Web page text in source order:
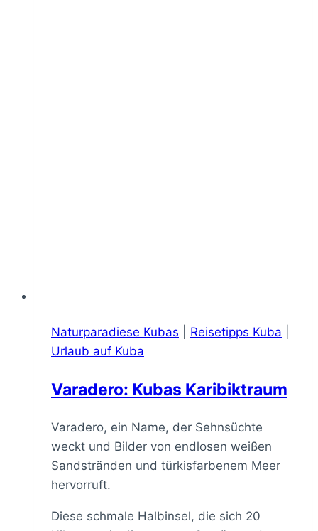
Naturparadiese Kubas Reisetipps Kuba
Urlaub auf Kuba
Varadero: Kubas Karibiktraum
Varadero, ein Name, der Sehnsüchte
weckt und Bilder von endlosen weißen
Sandstränden und türkisfarbenem Meer
hervorruft.
Diese schmale Halbinsel, die sich 20